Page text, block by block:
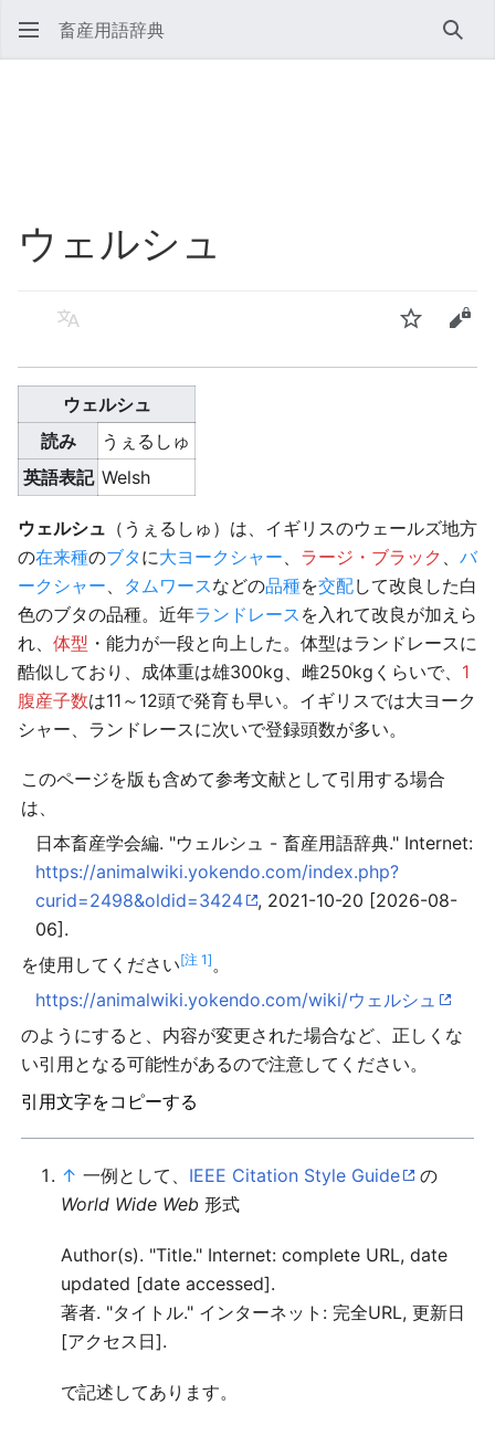
畜産用語辞典 検索
ウェルシュ
言語 ウォッチソ
ウェルシュ
読み
うぇるしゅ
英語表記 Welsh
ウェルシュ （うぇるしゅ）は、イギリスのウェールズ地方
の在来種のブタに大ヨークシャー、 ラージ・ブラック 、 バ
ークシャー、 タムワースなどの品種を交配して改良した白
色のブタの品種。近年ランドレース を入れて改良が加えら
れ、 体型 ・能力が一段と向上した。体型はランドレースに
酷似しており、成体重は雄300kg、雌250kgくらいで、 1
腹産子数は11～12頭で発育も早い。イギリスでは大ヨーク
シャー、ランドレースに次いで登録頭数が多い。
このページを版も含めて参考文献として引用する場合
は、
日本畜産学会編. "ウェルシュ - 畜産用語辞典." Internet:
https://animalwiki.yokendo.com/index.php?
curid=2498&oldid=3424
, 2021-10-20 [2026-08-
06].
を使用してください[注 1]。
https://animalwiki.yokendo.com/wiki/ウェルシュ
のようにすると、内容が変更された場合など、正しくな
い引用となる可能性があるので注意してください。
引用文字をコピーする
↑ 一例として、 IEEE Citation Style Guide
の
World Wide Web 形式
Author(s). "Title." Internet: complete URL, date
updated [date accessed].
著者. "タイトル." インターネット: 完全URL, 更新日
[アクセス日].
で記述してあります。